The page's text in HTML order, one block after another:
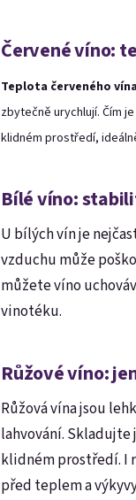
Červené víno:
Teplota červeného vína
zbytečně urychlují. Čím
klidném prostředí,
Bílé víno:
U bílých vín je
vzduchu může
můžete víno
vinotéku.
Růžové víno:
Růžová vína jsou
lahvování. Skladujte
klidném prostředí. I
před teplem a